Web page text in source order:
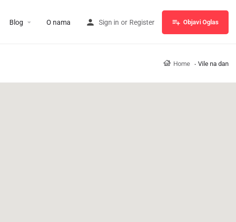
Blog O nama Sign in or Register Objavi Oglas
Home Vile na dan